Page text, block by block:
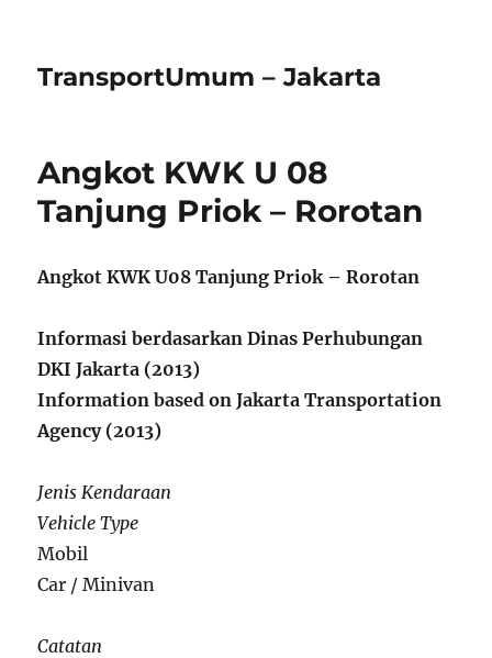
TransportUmum – Jakarta
Angkot KWK U 08
Tanjung Priok – Rorotan
Angkot KWK U08 Tanjung Priok – Rorotan
Informasi berdasarkan Dinas Perhubungan
DKI Jakarta (2013)
Information based on Jakarta Transportation
Agency (2013)
Jenis Kendaraan
Vehicle Type
Mobil
Car / Minivan
Catatan